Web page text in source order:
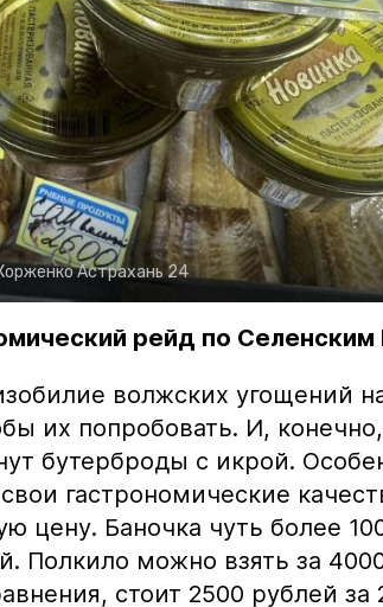
Астрахань 24
рейд по
волжских угощений
их попробовать. И,
бутерброды с икрой.
гастрономические
цену. Баночка чуть более
Полкило можно взять за
стоит 2500 рублей за